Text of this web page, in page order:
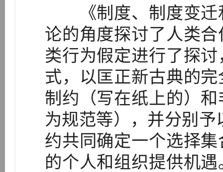
《制度、制度变迁
论的角度探讨了人类
类行为假定进行了探
式，以匡正新古典的
制约（写在纸上的）
为规范等），并分别
约共同确定一个选择
的个人和组织提供机